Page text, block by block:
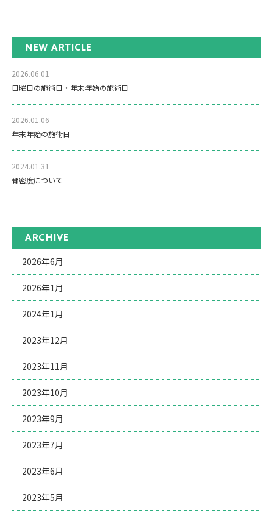
NEW ARTICLE
2026.06.01
日曜日の施術日・年末年始の施術日
2026.01.06
年末年始の施術日
2024.01.31
骨密度について
ARCHIVE
2026年6月
2026年1月
2024年1月
2023年12月
2023年11月
2023年10月
2023年9月
2023年7月
2023年6月
2023年5月